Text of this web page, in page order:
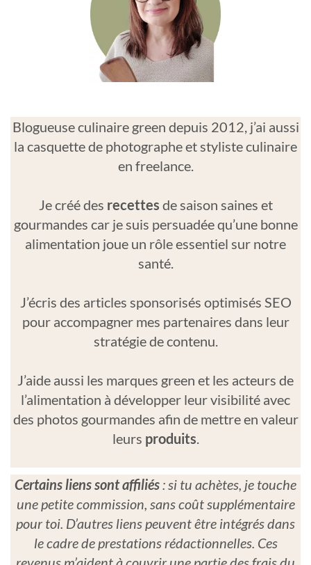
Blogueuse culinaire green depuis 2012, j’ai aussi
la casquette de photographe et styliste culinaire
en freelance.
Je créé des recettes de saison saines et
gourmandes car je suis persuadée qu’une bonne
alimentation joue un rôle essentiel sur notre
santé.
J’écris des articles sponsorisés optimisés SEO
pour accompagner mes partenaires dans leur
stratégie de contenu.
J’aide aussi les marques green et les acteurs de
l’alimentation à développer leur visibilité avec
des photos gourmandes afin de mettre en valeur
leurs produits.
Certains liens sont affiliés: si tu achètes, je touche
une petite commission, sans coût supplémentaire
pour toi. D’autres liens peuvent être intégrés dans
le cadre de prestations rédactionnelles. Ces